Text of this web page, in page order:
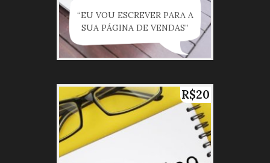
“EU VOU ESCREVER PARA A
SUA PÁGINA DE VENDAS”
R$20